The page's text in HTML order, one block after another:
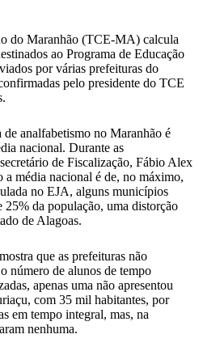
do Maranhão (TCE-MA) calcula
ao Programa de Educação
por várias prefeituras do
pelo presidente do TCE
analfabetismo no Maranhão é
nacional. Durante as
de Fiscalização, Fábio Alex
média nacional é de, no máximo,
no EJA, alguns municípios
25% da população, uma distorção
de Alagoas.
que as prefeituras não
número de alunos de tempo
apenas uma não apresentou
com 35 mil habitantes, por
em tempo integral, mas, na
nenhuma.